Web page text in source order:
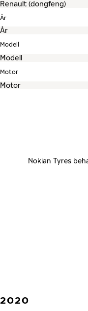
År
Modell
Motor
Nokian Tyres
2020